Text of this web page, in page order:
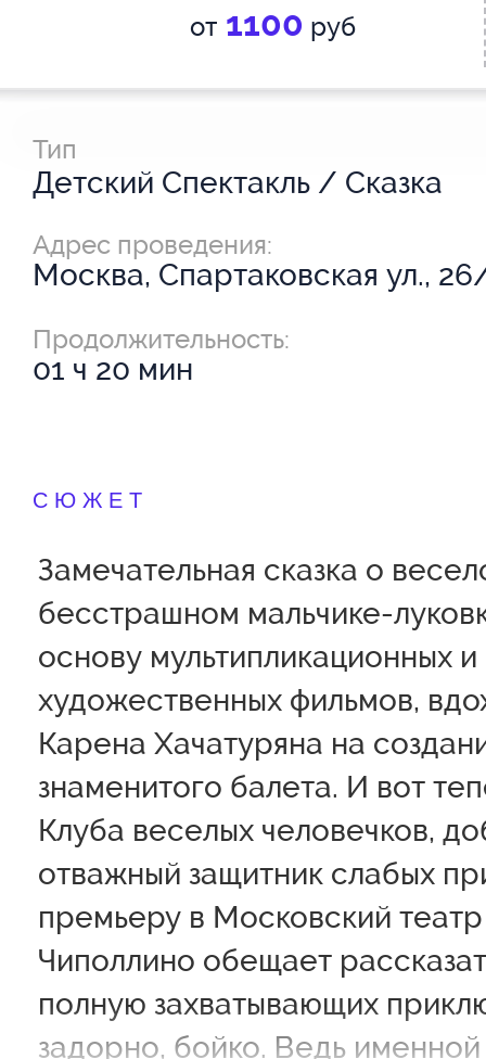
от 1100 руб
Тип
Детский Спектакль / Сказка
Адрес проведения:
Москва, Спартаковская ул.,
Продолжительность:
01 ч 20 мин
СЮЖЕТ
Замечательная сказка о
бесстрашном мальчике-
основу мультипликационных и
художественных фильмов,
Карена Хачатуряна на
знаменитого балета. И вот
Клуба веселых человечков,
отважный защитник слабых
премьеру в Московский театр
Чиполлино обещает
полную захватывающих
задорно, бойко. Ведь именной